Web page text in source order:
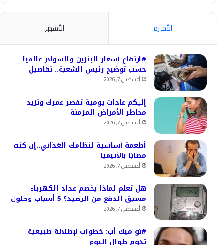
الأخيرة الأشهر
#ارتفاع أسعار البنزين والسولار عالميا
حسب توضيح رئيس الشعبة.. تفاصيل
أغسطس 7, 2026
إليكم عادات يومية تقصر عمرك وتزيد
مخاطر الأمراض المزمنة
أغسطس 7, 2026
أطعمة أساسية لنظامك الغذائي..إن كنت
مصابًا بالأنيميا
أغسطس 7, 2026
هل تعلم لماذا يخصم عداد الكهرباء
مسبق الدفع من الرصيد؟ 5 أسباب وحلول
أغسطس 7, 2026
#نو ميك أب: خطوات لإطلالة طبيعية
تدوم طوال اليوم